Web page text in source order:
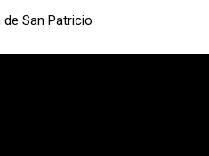
San Patricio